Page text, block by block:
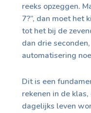
reeks opzeggen.
7?”, dan moet het
tot het bij de
dan drie
automatisering
Dit is een
rekenen in de
dagelijks leven